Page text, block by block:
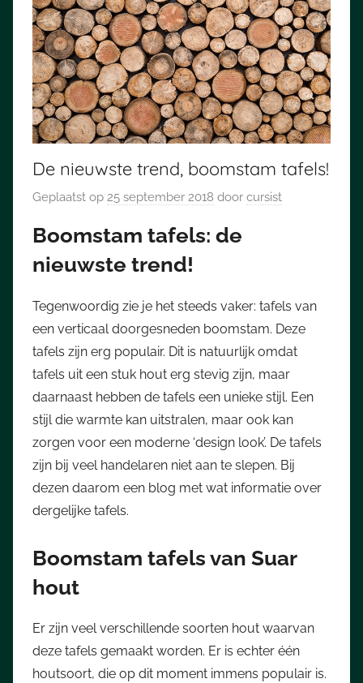
De nieuwste trend, boomstam tafels!
Geplaatst op 25 september 2018 door cursist
Boomstam tafels: de
nieuwste trend!
Tegenwoordig zie je het steeds vaker: tafels van
een verticaal doorgesneden boomstam. Deze
tafels zijn erg populair. Dit is natuurlijk omdat
tafels uit een stuk hout erg stevig zijn, maar
daarnaast hebben de tafels een unieke stijl. Een
stijl die warmte kan uitstralen, maar ook kan
zorgen voor een moderne ‘design look’. De tafels
zijn bij veel handelaren niet aan te slepen. Bij
dezen daarom een blog met wat informatie over
dergelijke tafels.
Boomstam tafels van Suar
hout
Er zijn veel verschillende soorten hout waarvan
deze tafels gemaakt worden. Er is echter één
houtsoort, die op dit moment immens populair is.